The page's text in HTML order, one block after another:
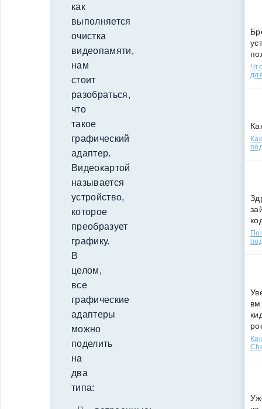
как
выполняется
очистка
видеопамяти,
нам
стоит
разобраться,
что
такое
графический
адаптер.
Видеокартой
называется
устройство,
которое
преобразует
графику.
В
целом,
все
графические
адаптеры
можно
поделить
на
два
типа:
вм